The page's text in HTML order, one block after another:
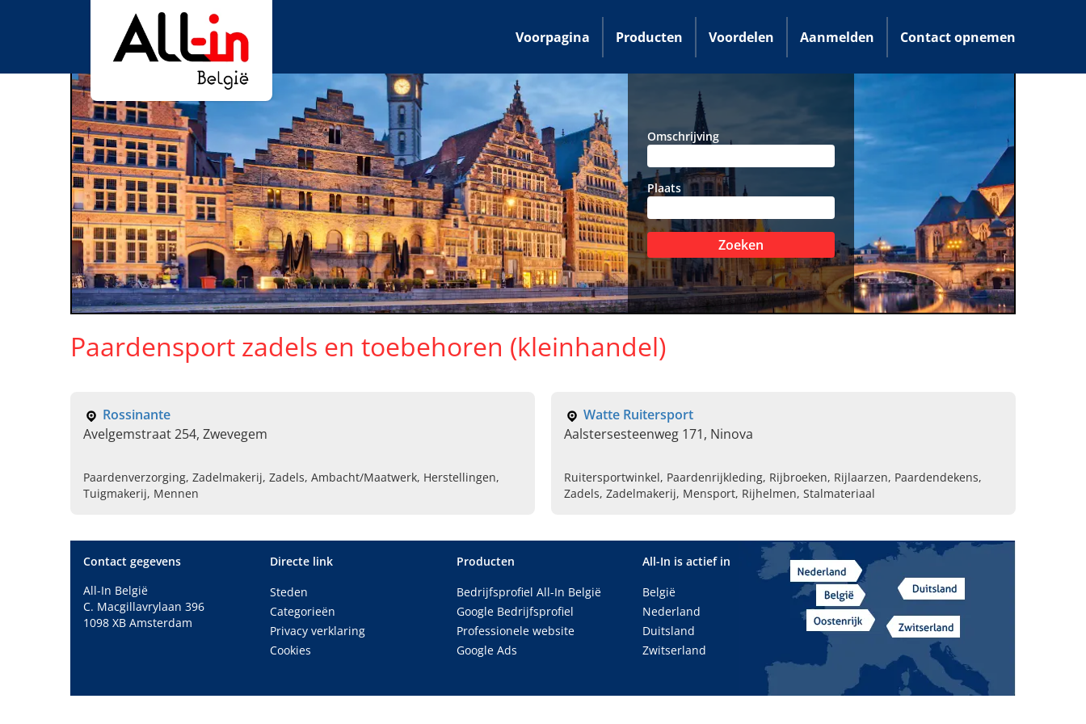
Voorpagina Producten Voordelen Aanmelden Contact opnemen
Omschrijving
Plaats
Zoeken
Paardensport zadels en toebehoren (kleinhandel)
Rossinante
Avelgemstraat 254, Zwevegem
Paardenverzorging, Zadelmakerij, Zadels, Ambacht/Maatwerk, Herstellingen,
Tuigmakerij, Mennen
Watte Ruitersport
Aalstersesteenweg 171, Ninova
Ruitersportwinkel, Paardenrijkleding, Rijbroeken, Rijlaarzen, Paardendekens,
Zadels, Zadelmakerij, Mensport, Rijhelmen, Stalmateriaal
Contact gegevens
All-In België
C. Macgillavrylaan 396
1098 XB Amsterdam
Directe link
Steden
Categorieën
Privacy verklaring
Cookies
Producten
Bedrijfsprofiel All-In België
Google Bedrijfsprofiel
Professionele website
Google Ads
All-In is actief in
België
Nederland
Duitsland
Zwitserland